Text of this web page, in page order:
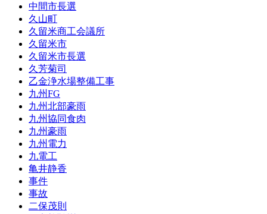
中間市長選
久山町
久留米商工会議所
久留米市
久留米市長選
久芳菊司
乙金浄水場整備工事
九州FG
九州北部豪雨
九州協同食肉
九州豪雨
九州電力
九電工
亀井静香
事件
事故
二保茂則